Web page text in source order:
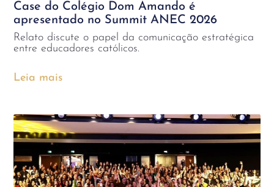
Case do Colégio Dom Amando é
apresentado no Summit ANEC 2026
Relato discute o papel da comunicação estratégica
entre educadores católicos.
Leia mais